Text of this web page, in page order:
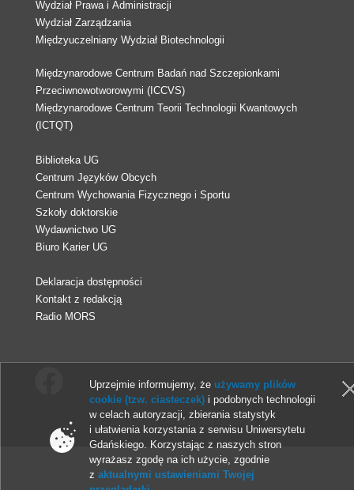
Wydział Prawa i Administracji
Wydział Zarządzania
Międzyuczelniany Wydział Biotechnologii
Międzynarodowe Centrum Badań nad Szczepionkami
Przeciwnowotworowymi (ICCVS)
Międzynarodowe Centrum Teorii Technologii Kwantowych
(ICTQT)
Biblioteka UG
Centrum Języków Obcych
Centrum Wychowania Fizycznego i Sportu
Szkoły doktorskie
Wydawnictwo UG
Biuro Karier UG
Deklaracja dostępności
Kontakt z redakcją
Radio MORS
© 2013-2026 Uniwersytet Gdański
Uprzejmie informujemy, że używamy plików
cookie (tzw. ciasteczek) i podobnych technologii
w celach autoryzacji, zbierania statystyk
i ułatwienia korzystania z serwisu Uniwersytetu
Gdańskiego. Korzystając z naszych stron
wyrażasz zgodę na ich użycie, zgodnie
zaktualnymi ustawieniami Twojej